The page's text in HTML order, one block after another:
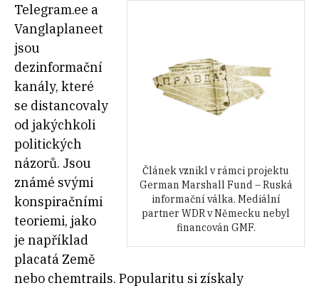
Článek vznikl v rámci projektu
German Marshall Fund – Ruská
informační válka. Mediální
partner WDR v Německu nebyl
financován GMF.
Telegram.ee a
Vanglaplaneet
jsou
dezinformační
kanály, které
se distancovaly
od jakýchkoli
politických
názorů. Jsou
známé svými
konspiračními
teoriemi, jako
je například
placatá Země
nebo chemtrails. Popularitu si získaly